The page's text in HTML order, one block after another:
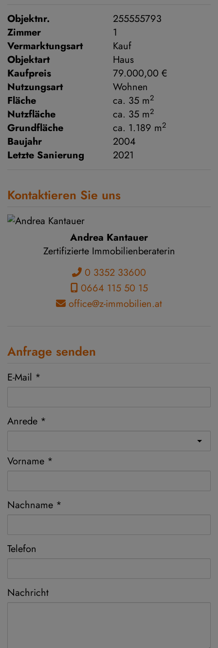
Objektnr.
255555793
Zimmer
1
Vermarktungsart
Kauf
Objektart
Haus
Kaufpreis
79.000,00 €
Nutzungsart
Wohnen
Fläche
ca. 35 m2
Nutzfläche ca. 35 m2
Grundfläche ca. 1.189 m2
Baujahr
2004
Letzte Sanierung
2021
Kontaktieren Sie uns
Andrea Kantauer
Zertifizierte Immobilienberaterin
0 3352 33600
0664 115 50 15
office@z-immobilien.at
Anfrage senden
E-Mail
Anrede
Vorname
Nachname
Telefon
Nachricht